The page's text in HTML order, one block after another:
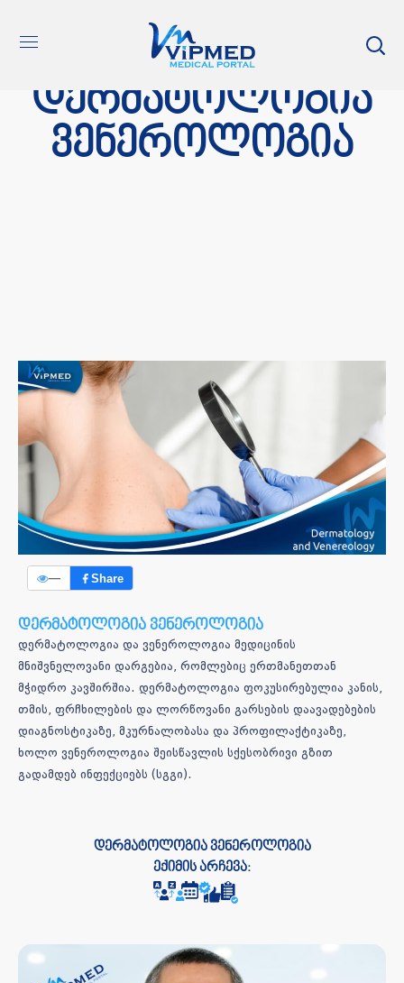
დერმატოლოგია
ვენეროლოგია
— Share
დერმატოლოგია ვენეროლოგია
დერმატოლოგია და ვენეროლოგია მედიცინის
მნიშვნელოვანი დარგებია, რომლებიც ერთმანეთთან
მჭიდრო კავშირშია. დერმატოლოგია ფოკუსირებულია კანის,
თმის, ფრჩხილების და ლორწოვანი გარსების დაავადებების
დიაგნოსტიკაზე, მკურნალობასა და პროფილაქტიკაზე,
ხოლო ვენეროლოგია შეისწავლის სქესობრივი გზით
გადამდებ ინფექციებს (სგგი).
დერმატოლოგია ვენეროლოგია
ექიმის არჩევა: